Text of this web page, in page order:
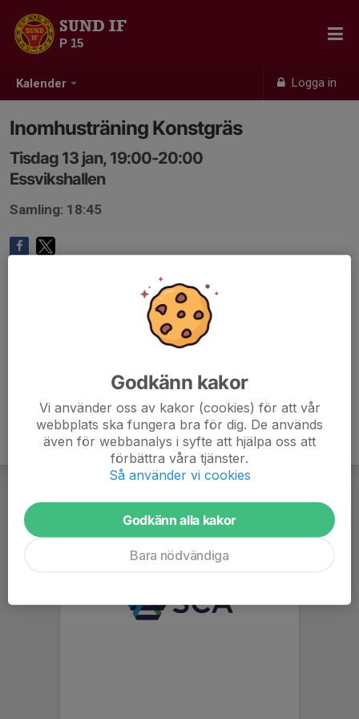
Kalender Logga in
SUND IF
P 15
Inomhusträning Konstgräs
Tisdag 13 jan, 19:00-20:00
Essvikshallen
Samling: 18:45
Godkänn kakor
Vi använder oss av kakor (cookies) för att vår
webbplats ska fungera bra för dig. De används
även för webbanalys i syfte att hjälpa oss att
förbättra våra tjänster.
Så använder vi cookies
Godkänn alla kakor
Bara nödvändiga